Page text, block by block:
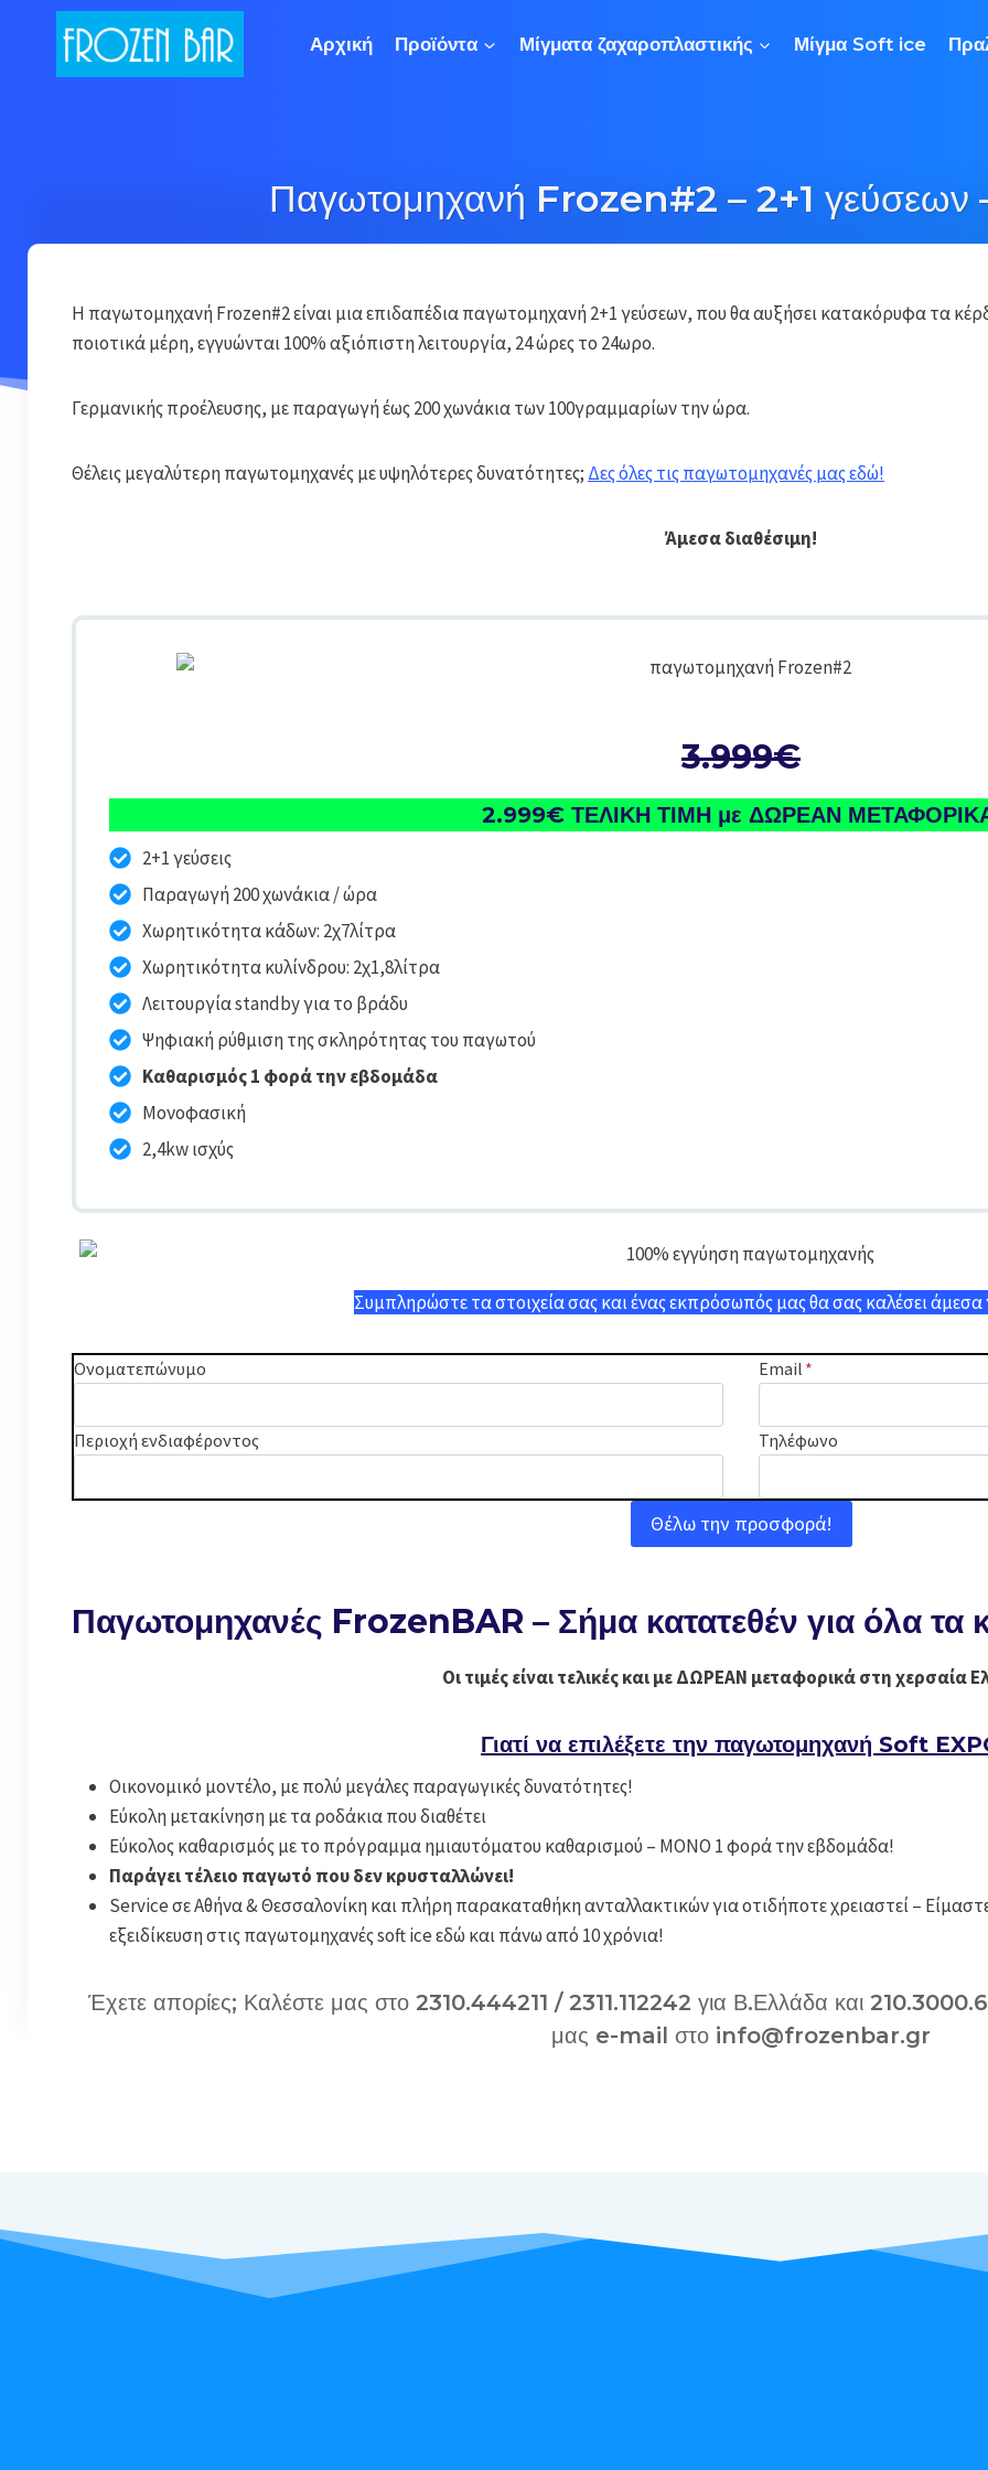
content
Αρχική Προϊόντα Μίγματα ζαχαροπλαστικής Μίγμα Soft ice
Παγωτομηχανή Frozen#2 – 2+1 γεύσεων
Η παγωτομηχανή Frozen#2 είναι μια επιδαπέδια παγωτομηχανή 2+1 γεύσεων, που θα αυξήσει κατακόρυφα τα
ποιοτικά μέρη, εγγυώνται 100% αξιόπιστη λειτουργία, 24 ώρες το 24ωρο.
Γερμανικής προέλευσης, με παραγωγή έως 200 χωνάκια των 100γραμμαρίων την ώρα.
Θέλεις μεγαλύτερη παγωτομηχανές με υψηλότερες δυνατότητες; Δες όλες τις παγωτομηχανές μας εδώ!
Άμεσα διαθέσιμη!
3.999€
2.999€ΤΕΛΙΚΗ ΤΙΜΗ με ΔΩΡΕΑΝ
2+1 γεύσεις
Παραγωγή 200 χωνάκια / ώρα
Χωρητικότητα κάδων: 2χ7λίτρα
Χωρητικότητα κυλίνδρου: 2χ1,8λίτρα
Λειτουργία standby για το βράδυ
Ψηφιακή ρύθμιση της σκληρότητας του παγωτού
Καθαρισμός 1 φορά την εβδομάδα
Μονοφασική
2,4kw ισχύς
Συμπληρώστε τα στοιχεία σας και ένας εκπρόσωπός μας θα σας καλέσει
Ονοματεπώνυμο
Περιοχή ενδιαφέροντος
Email *
Τηλέφωνο
Θέλω την προσφορά!
Παγωτομηχανές FrozenBAR – Σήμα κατατεθέν για όλα τα
Οι τιμές είναι τελικές και με ΔΩΡΕΑΝ μεταφορικά στη χερσαία
Γιατί να επιλέξετε την παγωτομηχανή Soft
Οικονομικό μοντέλο, με πολύ μεγάλες παραγωγικές δυνατότητες!
Εύκολη μετακίνηση με τα ροδάκια που διαθέτει
Εύκολος καθαρισμός με το πρόγραμμα ημιαυτόματου καθαρισμού – ΜΟΝΟ 1 φορά την εβδομάδα!
Παράγει τέλειο παγωτό που δεν κρυσταλλώνει!
Service σε Αθήνα & Θεσσαλονίκη και πλήρη παρακαταθήκη ανταλλακτικών για οτιδήποτε χρειαστεί –
εξειδίκευση στις παγωτομηχανές soft ice εδώ και πάνω από 10 χρόνια!
Έχετε απορίες; Καλέστε μας στο 2310.444211 / 2311.112242 για Β.Ελλάδα και
μας e-mail στο info@frozenbar.gr